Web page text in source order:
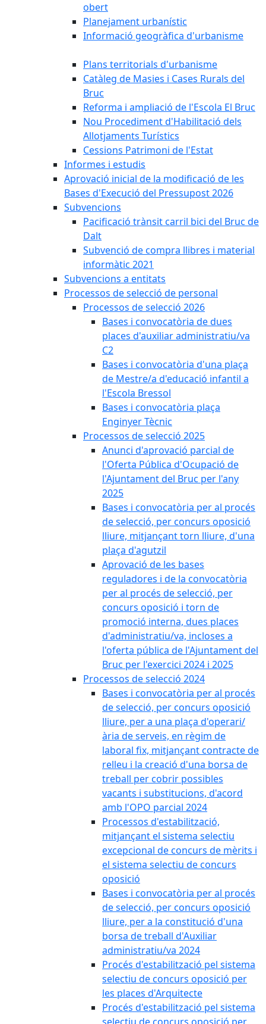
obert
Planejament urbanístic
Informació geogràfica d'urbanisme
Plans territorials d'urbanisme
Catàleg de Masies i Cases Rurals del
Bruc
Reforma i ampliació de l'Escola El Bruc
Nou Procediment d'Habilitació dels
Allotjaments Turístics
Cessions Patrimoni de l'Estat
Informes i estudis
Aprovació inicial de la modificació de les
Bases d'Execució del Pressupost 2026
Subvencions
Pacificació trànsit carril bici del Bruc de
Dalt
Subvenció de compra llibres i material
informàtic 2021
Subvencions a entitats
Processos de selecció de personal
Processos de selecció 2026
Bases i convocatòria de dues
places d'auxiliar administratiu/va
C2
Bases i convocatòria d'una plaça
de Mestre/a d'educació infantil a
l'Escola Bressol
Bases i convocatòria plaça
Enginyer Tècnic
Processos de selecció 2025
Anunci d'aprovació parcial de
l'Oferta Pública d'Ocupació de
l'Ajuntament del Bruc per l'any
2025
Bases i convocatòria per al procés
de selecció, per concurs oposició
lliure, mitjançant torn lliure, d'una
plaça d'agutzil
Aprovació de les bases
reguladores i de la convocatòria
per al procés de selecció, per
concurs oposició i torn de
promoció interna, dues places
d'administratiu/va, incloses a
l'oferta pública de l'Ajuntament del
Bruc per l'exercici 2024 i 2025
Processos de selecció 2024
Bases i convocatòria per al procés
de selecció, per concurs oposició
lliure, per a una plaça d'operari/
ària de serveis, en règim de
laboral fix, mitjançant contracte de
relleu i la creació d'una borsa de
treball per cobrir possibles
vacants i substitucions, d'acord
amb l'OPO parcial 2024
Processos d'estabilització,
mitjançant el sistema selectiu
excepcional de concurs de mèrits i
el sistema selectiu de concurs
oposició
Bases i convocatòria per al procés
de selecció, per concurs oposició
lliure, per a la constitució d'una
borsa de treball d'Auxiliar
administratiu/va 2024
Procés d'estabilització pel sistema
selectiu de concurs oposició per
les places d'Arquitecte
Procés d'estabilització pel sistema